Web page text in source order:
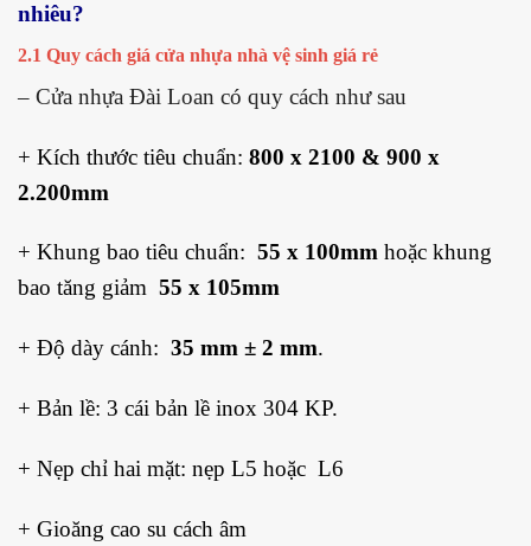
nhiêu?
2.1 Quy cách giá cửa nhựa nhà vệ sinh giá rẻ
– Cửa nhựa Đài Loan có quy cách như sau
+ Kích thước tiêu chuẩn: 800 x 2100 & 900 x
2.200mm
+ Khung bao tiêu chuẩn: 55 x 100mm hoặc khung
bao tăng giảm 55 x 105mm
+ Độ dày cánh: 35 mm ± 2 mm.
+ Bản lề: 3 cái bản lề inox 304 KP.
+ Nẹp chỉ hai mặt: nẹp L5 hoặc L6
+ Gioăng cao su cách âm